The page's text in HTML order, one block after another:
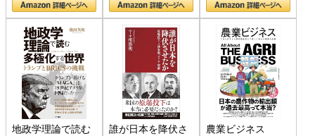
地政学理論で読む
誰が日本を降伏さ
農業ビジネス